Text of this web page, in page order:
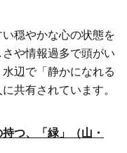
穏やかな心の状態を
や情報過多で頭がい
辺で「静かになれる
共有されています。
つ、「緑」（山・